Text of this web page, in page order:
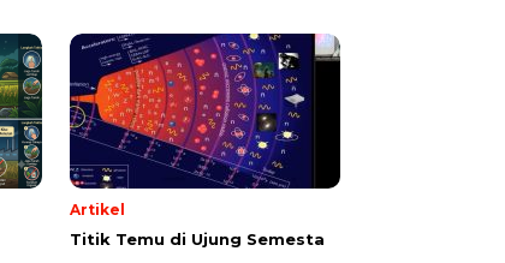
Artikel
Titik Temu di Ujung Semesta